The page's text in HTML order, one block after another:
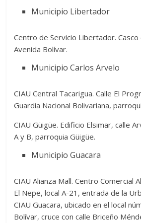
Municipio Libertador
Centro de Servicio Libertador.
Avenida Bolívar.
Municipio Carlos Arvelo
CIAU Central Tacarigua. Calle El
Guardia Nacional Bolivariana,
CIAU Güigüe. Edificio Elsimar, calle
A y B, parroquia Güigüe.
Municipio Guacara
CIAU Alianza Mall. Centro Comercial
El Nepe, local A-21, entrada de la
CIAU Guacara, ubicado en el local
Bolívar, cruce con calle Briceño